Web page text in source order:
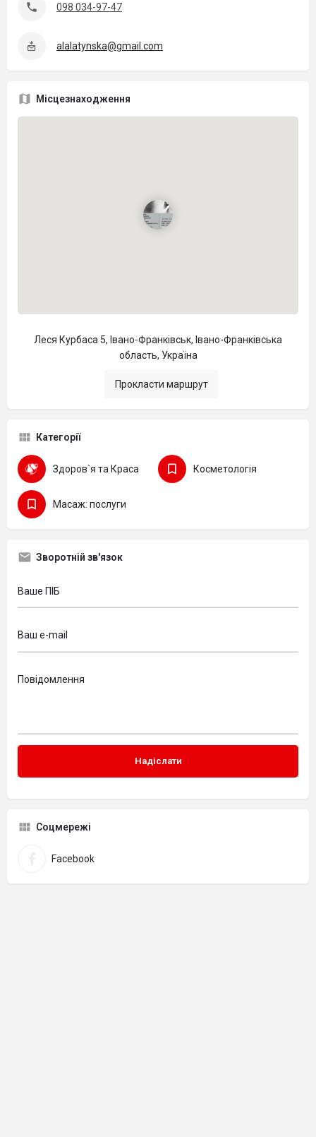
098 034-97-47
alalatynska@gmail.com
Місцезнаходження
Леся Курбаса 5, Івано-Франківськ, Івано-Франківська
область, Україна
Прокласти маршрут
Категорії
Здоров`я та Краса Косметологія
Масаж: послуги
Зворотній зв'язок
Соцмережі
Facebook